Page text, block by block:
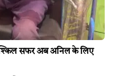
सफर अब अनिल के लिए